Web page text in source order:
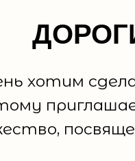
хотим